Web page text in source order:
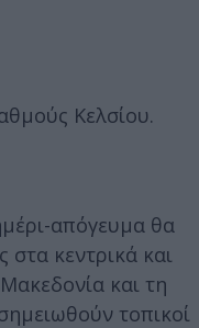
Κελσίου.
απόγευμα θα
κεντρικά και
και τη
τοπικοί